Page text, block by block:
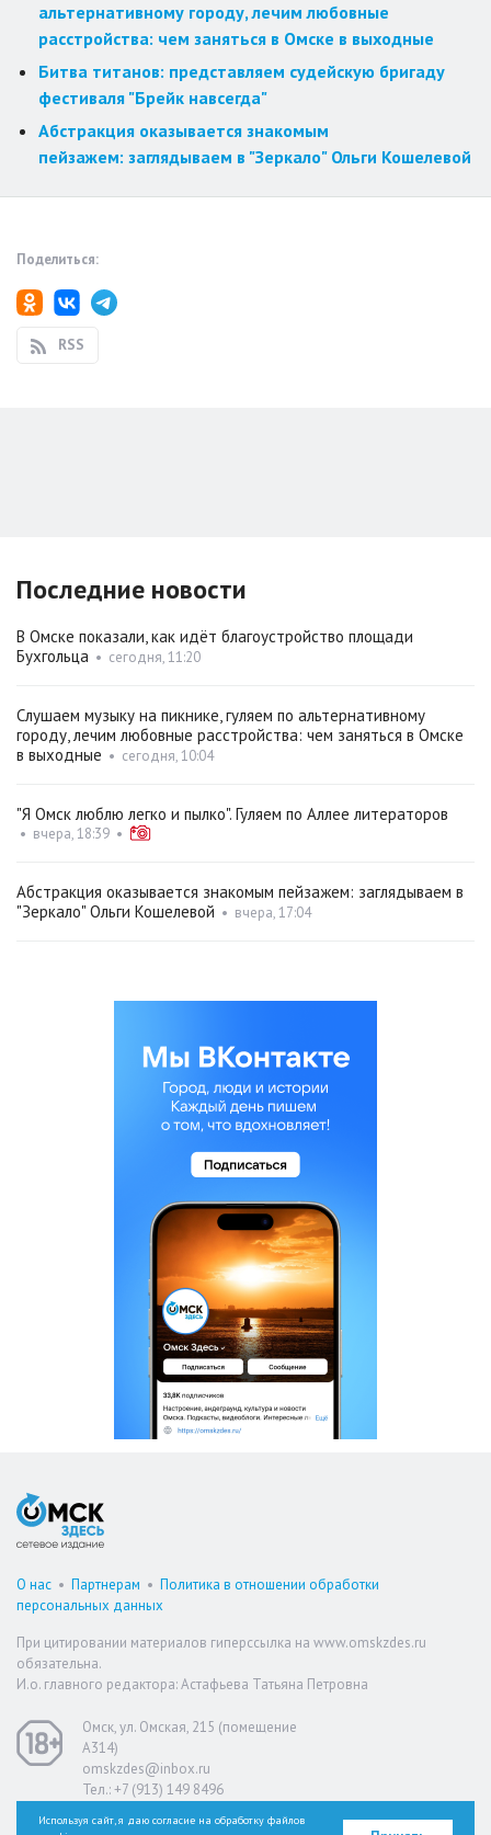
альтернативному городу, лечим любовные
расстройства: чем заняться в Омске в выходные
Битва титанов: представляем судейскую бригаду
фестиваля "Брейк навсегда"
Абстракция оказывается знакомым
пейзажем: заглядываем в "Зеркало" Ольги Кошелевой
Поделиться:
RSS
Последние новости
В Омске показали, как идёт благоустройство площади
Бухгольца • сегодня, 11:20
Слушаем музыку на пикнике, гуляем по альтернативному
городу, лечим любовные расстройства: чем заняться в Омске
в выходные • сегодня, 10:04
"Я Омск люблю легко и пылко". Гуляем по Аллее литераторов
• вчера, 18:39 •
Абстракция оказывается знакомым пейзажем: заглядываем в
"Зеркало" Ольги Кошелевой • вчера, 17:04
О нас • Партнерам • Политика в отношении обработки
персональных данных
При цитировании материалов гиперссылка на www.omskzdes.ru
обязательна.
И.о. главного редактора: Астафьева Татьяна Петровна
Омск, ул. Омская, 215 (помещение
А314)
omskzdes@inbox.ru
Тел.: +7 (913) 149 8496
Используя сайт, я даю согласие на обработку файлов